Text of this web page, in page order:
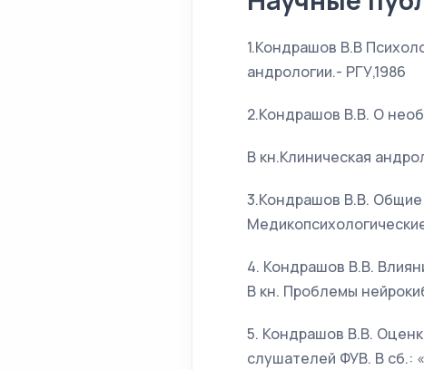
1.Кондрашов В.В
андрологии.- РГУ,1986
2.Кондрашов В.В. О
В кн.Клиническая
3.Кондрашов В.В. Общие
4. Кондрашов В.В.
В кн. Проблемы
5. Кондрашов В.В.
слушателей ФУВ. В сб.: